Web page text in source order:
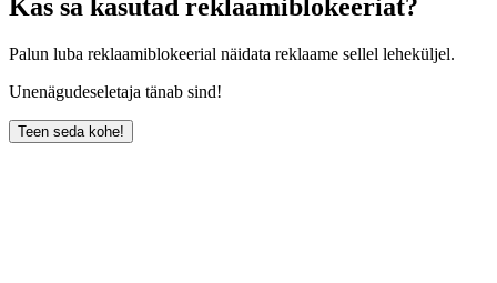
Kas sa kasutad reklaamiblokeeriat?
Palun luba reklaamiblokeerial näidata reklaame sellel leheküljel.
Unenägudeseletaja tänab sind!
Teen seda kohe!